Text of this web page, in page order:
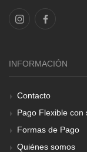
INFORMACIÓN
Contacto
Pago Flexible con
Formas de Pago
Quiénes somos